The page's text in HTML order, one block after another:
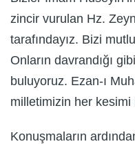
zincir vurulan Hz.
tarafındayız. Bizi
Onların davrandığı
buluyoruz. Ezan-ı
milletimizin her kesimi
Konuşmaların